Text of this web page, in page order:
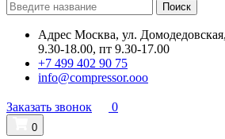
Поиск
Адрес Москва, ул.
9.30-18.00, пт 9.30-17.00
+7 499 402 90 75
info@compressor.ooo
Заказать звонок 0
0